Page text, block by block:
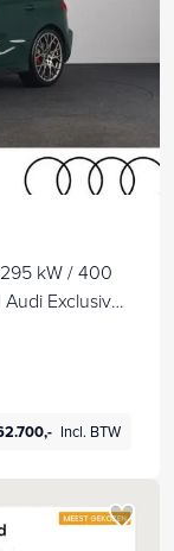
kW / 400
Incl. BTW